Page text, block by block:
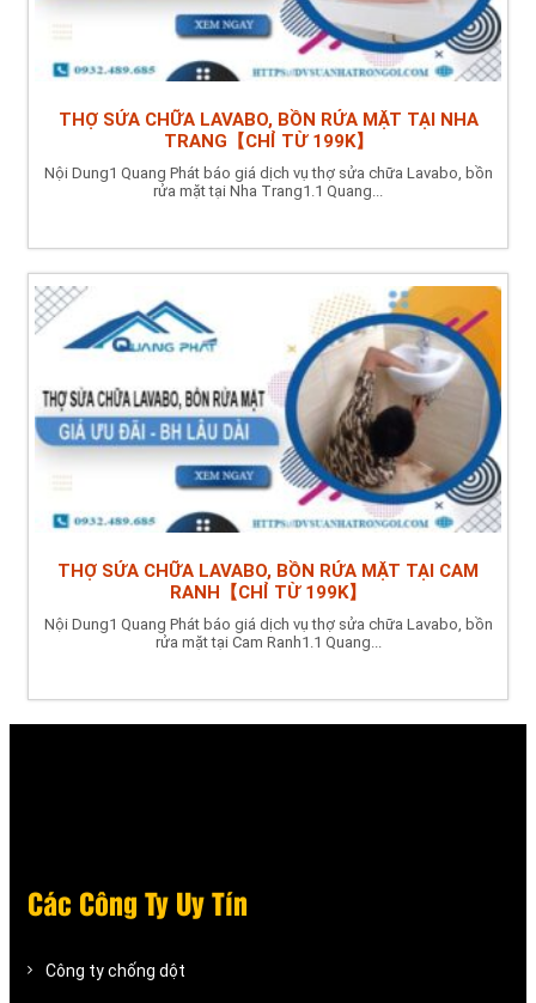
THỢ SỬA CHỮA LAVABO, BỒN RỬA MẶT TẠI NHA
TRANG【CHỈ TỪ 199K】
Nội Dung1 Quang Phát báo giá dịch vụ thợ sửa chữa Lavabo, bồn
rửa mặt tại Nha Trang1.1 Quang...
THỢ SỬA CHỮA LAVABO, BỒN RỬA MẶT TẠI CAM
RANH【CHỈ TỪ 199K】
Nội Dung1 Quang Phát báo giá dịch vụ thợ sửa chữa Lavabo, bồn
rửa mặt tại Cam Ranh1.1 Quang...
Các Công Ty Uy Tín
Công ty chống dột